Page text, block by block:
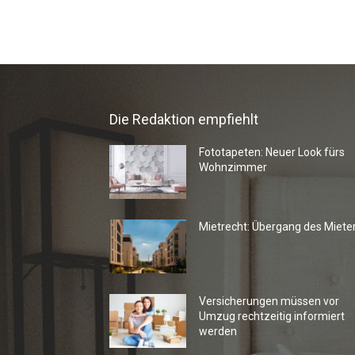
Die Redaktion empfiehlt
Fototapeten: Neuer Look fürs
Wohnzimmer
Mietrecht: Übergang des
Versicherungen müssen vor
Umzug rechtzeitig informiert
werden